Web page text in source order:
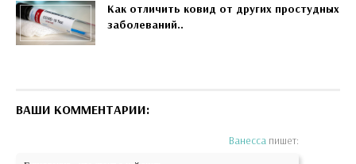
Как отличить ковид от других простудных
заболеваний..
ВАШИ КОММЕНТАРИИ:
Ванесса пишет: